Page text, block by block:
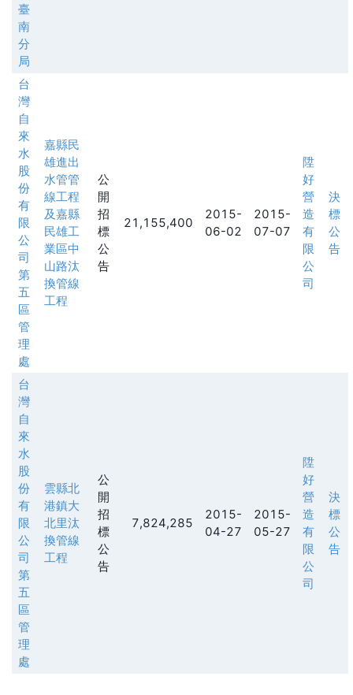
臺
南
分
局
台
灣
自
來
水
股
份
有
限
公
司
第
五
區
管
理
處
嘉縣民
雄進出
水管管
線工程
及嘉縣
民雄工
業區中
山路汰
換管線
工程
公
開
招
標
公
告
21,155,400
2015-
06-02
2015-
07-07
陞
好
營
造
有
限
公
司
決
標
公
告
台
灣
自
來
水
股
份
有
限
公
司
第
五
區
管
理
處
雲縣北
港鎮大
北里汰
換管線
工程
公
開
招
標
公
告
7,824,285
2015-
04-27
2015-
05-27
陞
好
營
造
有
限
公
司
決
標
公
告